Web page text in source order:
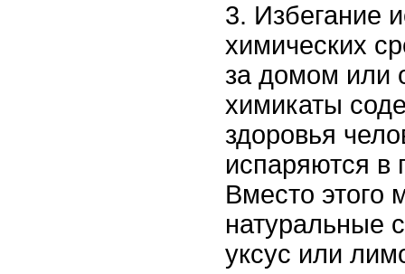
3. Избегание
химических
за домом или
химикаты
здоровья
испаряются в
Вместо этого
натуральные
уксус или